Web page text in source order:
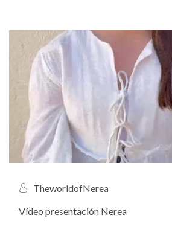
TheworldofNerea
Vídeo presentación Nerea